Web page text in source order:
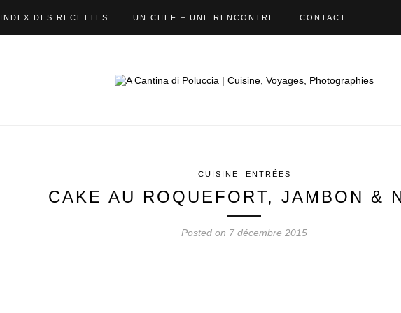
INDEX DES RECETTES UN CHEF – UNE RENCONTRE CONTACT
CUISINE ENTRÉES
CAKE AU ROQUEFORT, JAMBON &
Posted on 7 décembre 2015